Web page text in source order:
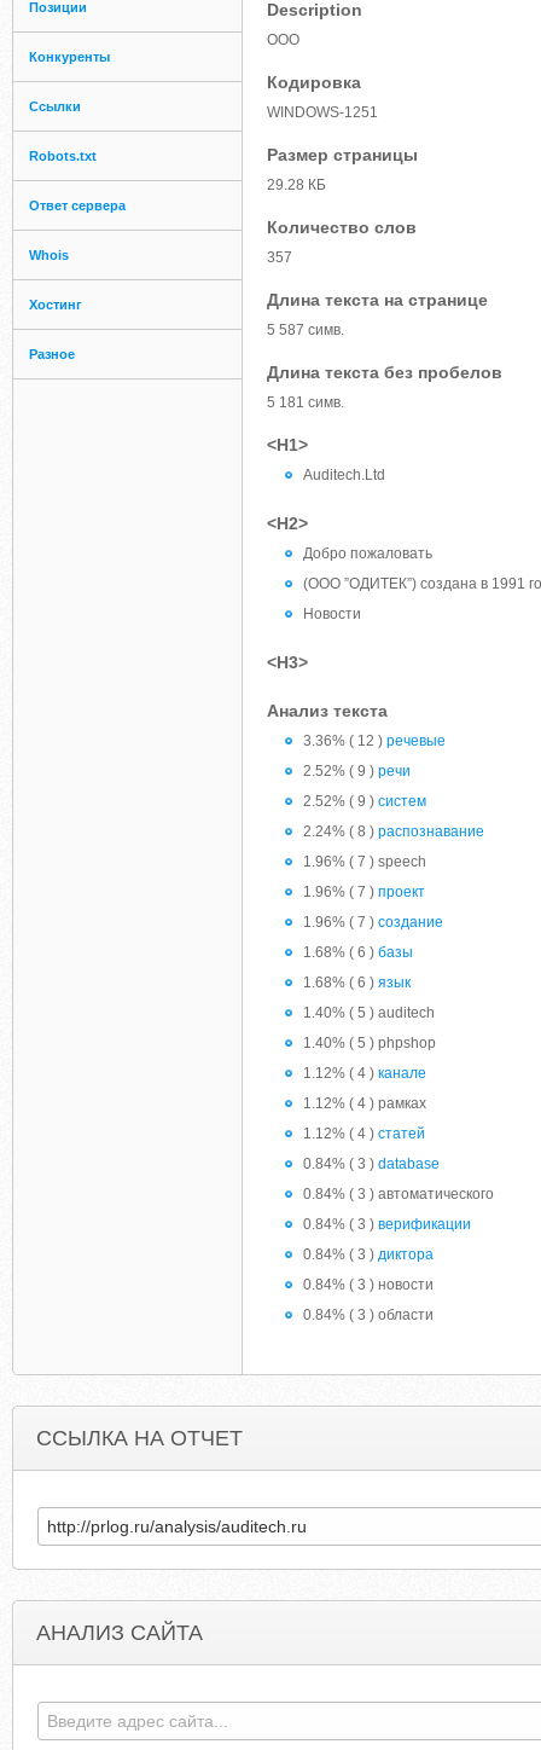
Позиции
Конкуренты
Ссылки
Robots.txt
Ответ сервера
Whois
Хостинг
Разное
Description
ООО
Кодировка
WINDOWS-1251
Размер страницы
29.28 КБ
Количество слов
357
Длина текста на странице
5 587 симв.
Длина текста без пробелов
5 181 симв.
<H1>
Auditech.Ltd
<H2>
Добро пожаловать
(ООО ”ОДИТЕК”) создана в 1991
Новости
<H3>
Анализ текста
3.36% ( 12 ) речевые
2.52% ( 9 ) речи
2.52% ( 9 ) систем
2.24% ( 8 ) распознавание
1.96% ( 7 ) speech
1.96% ( 7 ) проект
1.96% ( 7 ) создание
1.68% ( 6 ) базы
1.68% ( 6 ) язык
1.40% ( 5 ) auditech
1.40% ( 5 ) phpshop
1.12% ( 4 ) канале
1.12% ( 4 ) рамках
1.12% ( 4 ) статей
0.84% ( 3 ) database
0.84% ( 3 ) автоматического
0.84% ( 3 ) верификации
0.84% ( 3 ) диктора
0.84% ( 3 ) новости
0.84% ( 3 ) области
ССЫЛКА НА ОТЧЕТ
АНАЛИЗ САЙТА